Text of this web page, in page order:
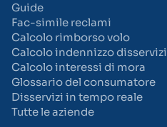
Guide
Fac-simile reclami
Calcolo rimborso volo
Calcolo indennizzo disservizi
Calcolo interessi di mora
Glossario del consumatore
Disservizi in tempo reale
Tutte le aziende